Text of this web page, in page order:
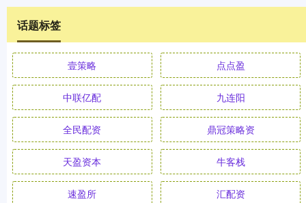
话题标签
壹策略 点点盈
中联亿配 九连阳
全民配资 鼎冠策略资
天盈资本 牛客栈
速盈所 汇配资